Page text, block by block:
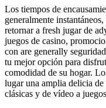
Los tiempos de
generalmente
retornar a fresh jugar de
juegos de casino,
con are generally
tu mejor opción para
comodidad de su hogar.
lugar una amplia delicia
clásicas y de vídeo a